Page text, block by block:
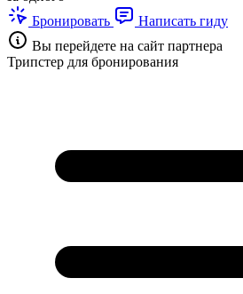
Бронировать
Написать гиду
Вы перейдете на сайт партнера
Трипстер для бронирования